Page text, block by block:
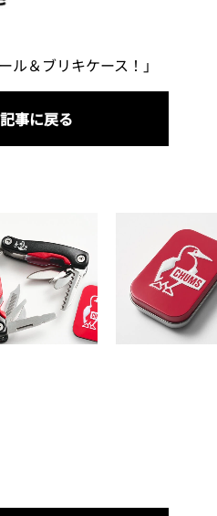
＆ブリキケース！」
記事に戻る